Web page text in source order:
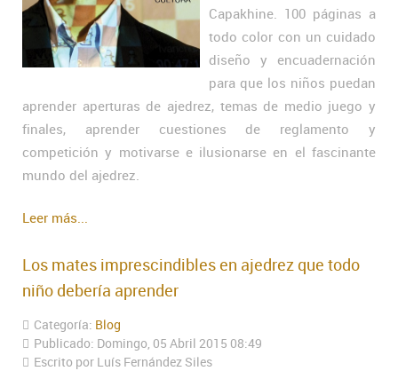
Capakhine. 100 páginas a
todo color con un cuidado
diseño y encuadernación
para que los niños puedan
aprender aperturas de ajedrez, temas de medio juego y
finales, aprender cuestiones de reglamento y
competición y motivarse e ilusionarse en el fascinante
mundo del ajedrez.
Leer más...
Los mates imprescindibles en ajedrez que todo
niño debería aprender
Categoría: Blog
Publicado: Domingo, 05 Abril 2015 08:49
Escrito por Luís Fernández Siles